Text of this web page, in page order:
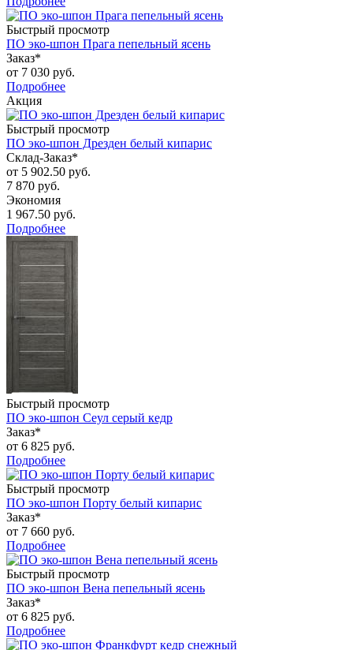
Быстрый просмотр
ПО эко-шпон Прага пепельный ясень
Заказ*
от 7 030 руб.
Подробнее
Акция
Быстрый просмотр
ПО эко-шпон Дрезден белый кипарис
Склад-Заказ*
от 5 902.50 руб.
7 870 руб.
Экономия
1 967.50 руб.
Подробнее
Быстрый просмотр
ПО эко-шпон Сеул серый кедр
Заказ*
от 6 825 руб.
Подробнее
Быстрый просмотр
ПО эко-шпон Порту белый кипарис
Заказ*
от 7 660 руб.
Подробнее
Быстрый просмотр
ПО эко-шпон Вена пепельный ясень
Заказ*
от 6 825 руб.
Подробнее